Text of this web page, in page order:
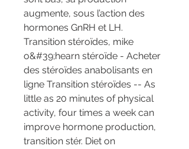
augmente, sous l’action des
hormones GnRH et LH.
Transition stéroïdes, mike
o&#39;hearn stéroïde - Acheter
des stéroïdes anabolisants en
ligne Transition stéroïdes -- As
little as 20 minutes of physical
activity, four times a week can
improve hormone production,
transition stér. Diet on